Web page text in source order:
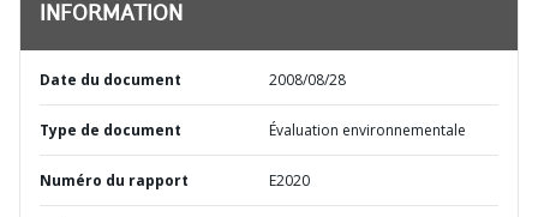
INFORMATION
Date du document 2008/08/28
Type de document Évaluation environnementale
Numéro du rapport E2020